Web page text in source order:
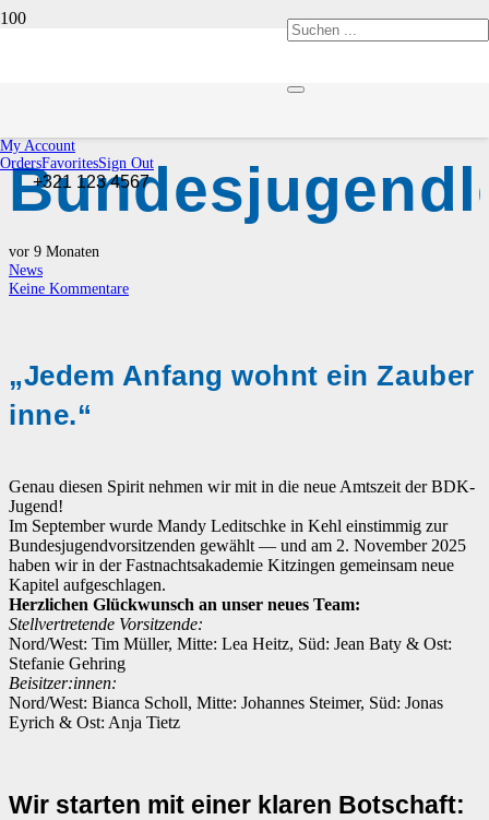
My Account
OrdersFavoritesSign Out
+321 123 4567
vor 9 Monaten
News
Keine Kommentare
„Jedem Anfang wohnt ein Zauber
inne.“
Genau diesen Spirit nehmen wir mit in die neue Amtszeit der BDK-
Jugend!
Im September wurde Mandy Leditschke in Kehl einstimmig zur
Bundesjugendvorsitzenden gewählt — und am 2. November 2025
haben wir in der Fastnachtsakademie Kitzingen gemeinsam neue
Kapitel aufgeschlagen.
Herzlichen Glückwunsch an unser neues Team:
Stellvertretende Vorsitzende:
Nord/West: Tim Müller, Mitte: Lea Heitz, Süd: Jean Baty & Ost:
Stefanie Gehring
Beisitzer:innen:
Nord/West: Bianca Scholl, Mitte: Johannes Steimer, Süd: Jonas
Eyrich & Ost: Anja Tietz
Wir starten mit einer klaren Botschaft: